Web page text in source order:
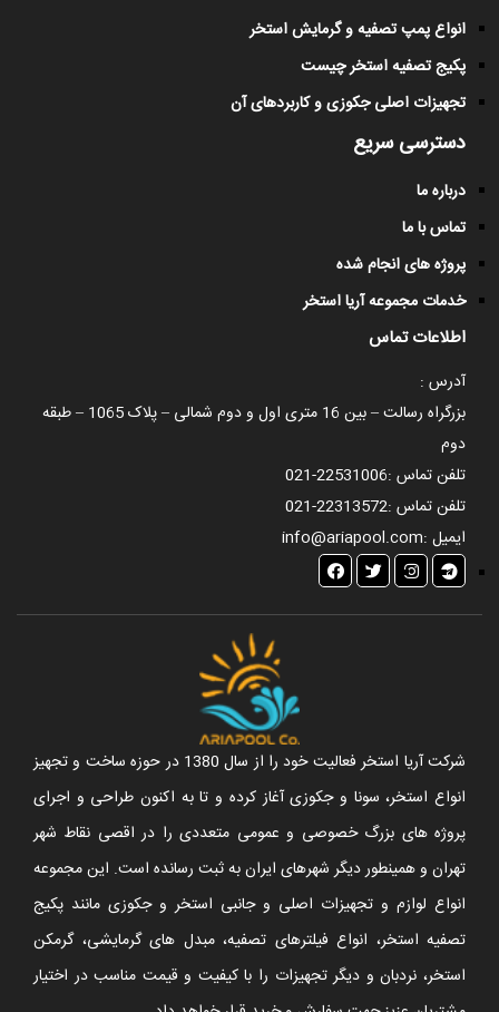
انواع پمپ تصفیه و گرمایش استخر
پکیج تصفیه استخر چیست
تجهیزات اصلی جکوزی و کاربردهای آن
دسترسی سریع
درباره ما
تماس با ما
پروژه های انجام شده
خدمات مجموعه آریا استخر
اطلاعات تماس
آدرس :
بزرگراه رسالت – بین 16 متری اول و دوم شمالی – پلاک 1065 – طبقه
دوم
تلفن تماس :021-22531006
تلفن تماس :021-22313572
ایمیل :info@ariapool.com
شرکت آریا استخر فعالیت خود را از سال 1380 در حوزه ساخت و تجهیز
انواع استخر، سونا و جکوزی آغاز کرده و تا به اکنون طراحی و اجرای
پروژه های بزرگ خصوصی و عمومی متعددی را در اقصی نقاط شهر
تهران و همینطور دیگر شهرهای ایران به ثبت رسانده است. این مجموعه
انواع لوازم و تجهیزات اصلی و جانبی استخر و جکوزی مانند پکیج
تصفیه استخر، انواع فیلترهای تصفیه، مبدل های گرمایشی، گرمکن
استخر، نردبان و دیگر تجهیزات را با کیفیت و قیمت مناسب در اختیار